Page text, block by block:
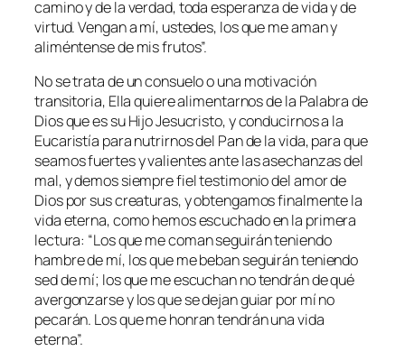
camino y de la verdad, toda esperanza de vida y de
virtud. Vengan a mí, ustedes, los que me aman y
aliméntense de mis frutos”.
No se trata de un consuelo o una motivación
transitoria, Ella quiere alimentarnos de la Palabra de
Dios que es su Hijo Jesucristo, y conducirnos a la
Eucaristía para nutrirnos del Pan de la vida, para que
seamos fuertes y valientes ante las asechanzas del
mal, y demos siempre fiel testimonio del amor de
Dios por sus creaturas, y obtengamos finalmente la
vida eterna, como hemos escuchado en la primera
lectura: “Los que me coman seguirán teniendo
hambre de mí, los que me beban seguirán teniendo
sed de mí; los que me escuchan no tendrán de qué
avergonzarse y los que se dejan guiar por mí no
pecarán. Los que me honran tendrán una vida
eterna”.